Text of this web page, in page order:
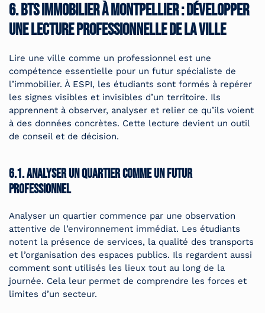
6. BTS immobilier à Montpellier : développer
une lecture professionnelle de la ville
Lire une ville comme un professionnel est une
compétence essentielle pour un futur spécialiste de
l’immobilier. À ESPI, les étudiants sont formés à repérer
les signes visibles et invisibles d’un territoire. Ils
apprennent à observer, analyser et relier ce qu’ils voient
à des données concrètes. Cette lecture devient un outil
de conseil et de décision.
6.1. Analyser un quartier comme un futur
professionnel
Analyser un quartier commence par une observation
attentive de l’environnement immédiat. Les étudiants
notent la présence de services, la qualité des transports
et l’organisation des espaces publics. Ils regardent aussi
comment sont utilisés les lieux tout au long de la
journée. Cela leur permet de comprendre les forces et
limites d’un secteur.